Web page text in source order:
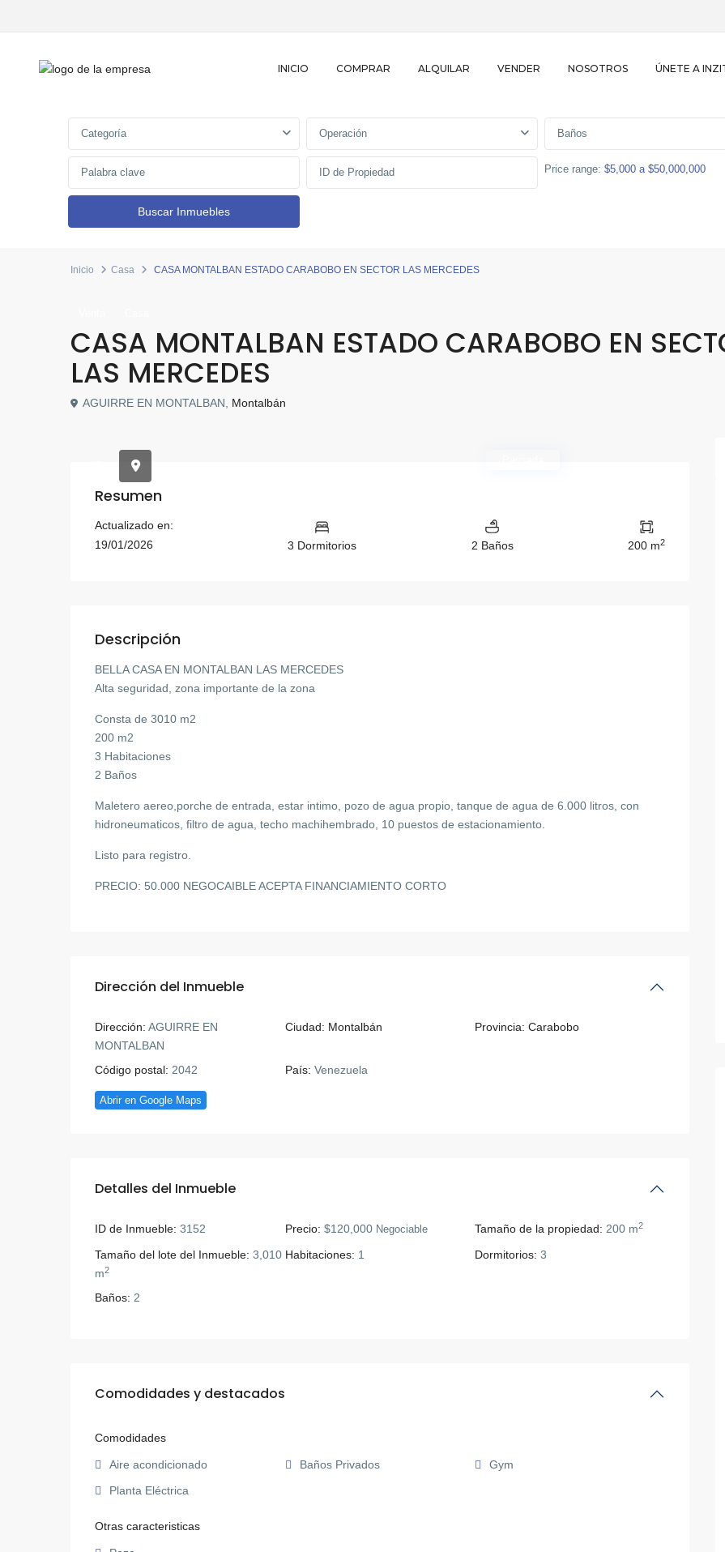
INICIO COMPRAR ALQUILAR VENDER NOSOTROS ÚNETE A
Categoría Operación Baños
Price range: $5,000 a $50,000,000
Inicio Casa CASA MONTALBAN ESTADO CARABOBO EN SECTOR LAS MERCEDES
CASA MONTALBAN ESTADO CARABOBO EN
LAS MERCEDES
AGUIRRE EN MONTALBAN, Montalbán
Resumen
Actualizado en:
19/01/2026
3 Dormitorios 2 Baños 200 m2
Descripción
BELLA CASA EN MONTALBAN LAS MERCEDES
Alta seguridad, zona importante de la zona
Consta de 3010 m2
200 m2
3 Habitaciones
2 Baños
Maletero aereo,porche de entrada, estar intimo, pozo de agua propio, tanque de agua de 6.000 litros, con
hidroneumaticos, filtro de agua, techo machihembrado, 10 puestos de estacionamiento.
Listo para registro.
PRECIO: 50.000 NEGOCAIBLE ACEPTA FINANCIAMIENTO CORTO
Dirección del Inmueble
Dirección: AGUIRRE EN
MONTALBAN
Ciudad: Montalbán Provincia: Carabobo
Código postal: 2042 País: Venezuela
Abrir en Google Maps
Detalles del Inmueble
ID de Inmueble: 3152 Precio: $120,000 Negociable Tamaño de la propiedad: 200 m2
Tamaño del lote del Inmueble: 3,010
m2
Habitaciones: 1 Dormitorios: 3
Baños: 2
Comodidades y destacados
Comodidades
Aire acondicionado Baños Privados
Gym
Planta Eléctrica
Otras caracteristicas